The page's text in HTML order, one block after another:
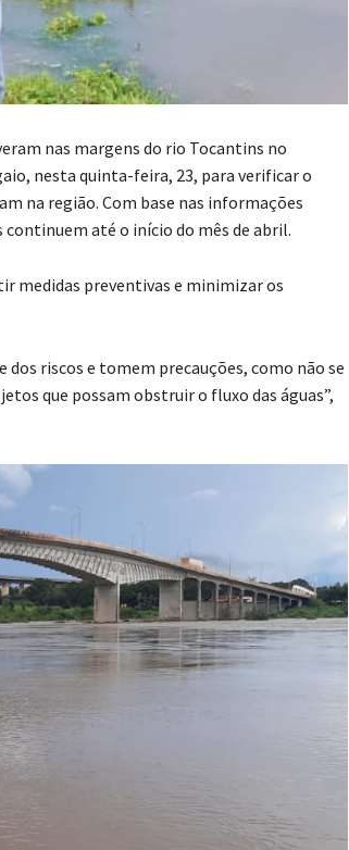
nas margens do rio Tocantins no
nesta quinta-feira, 23, para verificar o
na região. Com base nas informações
continuem até o início do mês de abril.
medidas preventivas e minimizar os
riscos e tomem precauções, como não se
que possam obstruir o fluxo das águas”,